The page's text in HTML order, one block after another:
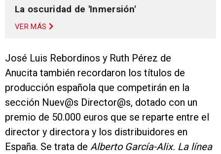
La oscuridad de 'Inmersión'
VER MÁS
José Luis Rebordinos y Ruth Pérez de
Anucita también recordaron los títulos de
producción española que competirán en la
sección Nuev@s Director@s, dotado con un
premio de 50.000 euros que se reparte entre el
director y directora y los distribuidores en
España. Se trata de Alberto García-Alix. La línea